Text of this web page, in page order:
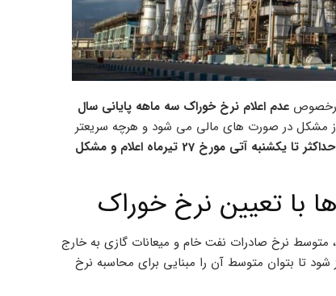
درخصوص عدم اعلام نرخ خوراک سه ماهه پایانی سال
مشکل در صورت های مالی می شود و هرچه سریعتر
نرخ حداکثر تا یکشنبه آتی مورخ 27 تیرماه اعلام و مشکل
با تعیین نرخ خوراک
متوسط نرخ صادرات نفت خام و میعانات گازی به خارج
تا بتوان متوسط آن را مبنایی برای محاسبه نرخ